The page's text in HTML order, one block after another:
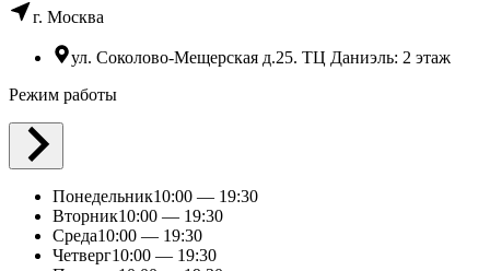
г. Москва
ул. Соколово-Мещерская д.25. ТЦ Даниэль: 2 этаж
Режим работы
Понедельник10:00 — 19:30
Вторник10:00 — 19:30
Среда10:00 — 19:30
Четверг10:00 — 19:30